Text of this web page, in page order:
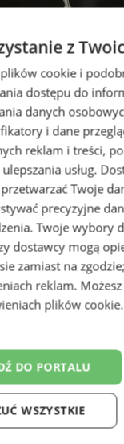
z
cookie i
dostępu do
danych
i dane
reklam i treści,
usług.
Twoje
precyzyjne
Twoje wybory
dostawcy mogą
zamiast na
reklam.
plików cookie
DO PORTALU
WSZYSTKIE